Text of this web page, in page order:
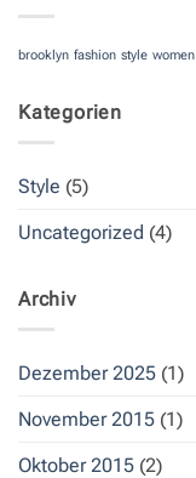
brooklyn fashion style women
Kategorien
Style (5)
Uncategorized (4)
Archiv
Dezember 2025 (1)
November 2015 (1)
Oktober 2015 (2)